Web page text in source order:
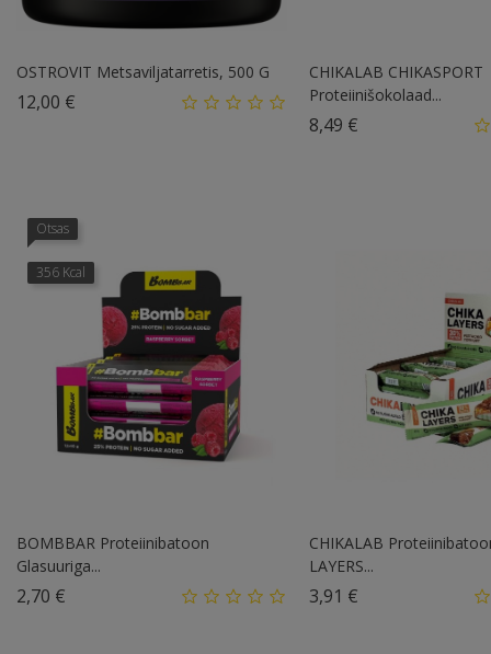
OSTROVIT Metsaviljatarretis, 500 G
12,00 €
CHIKALAB CHIKASPORT
Proteiinišokolaad...
8,49 €Hind
Otsas
356 Kcal
BOMBBAR Proteiinibatoon
Glasuuriga...
2,70 €
CHIKALAB
LAYERS...
3,91 €Hind